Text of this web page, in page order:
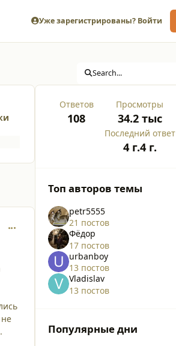
Уже зарегистрированы? Войти
Search...
comment_34544
Ответов
108
Просмотры
34.2 тыс
Последний ответ
4 г.4 г.
Топ авторов темы
petr5555
21 постов
Фёдор
17 постов
urbanboy
13 постов
Vladislav
13 постов
Популярные дни